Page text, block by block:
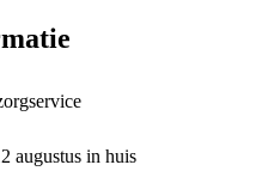
augustus in huis